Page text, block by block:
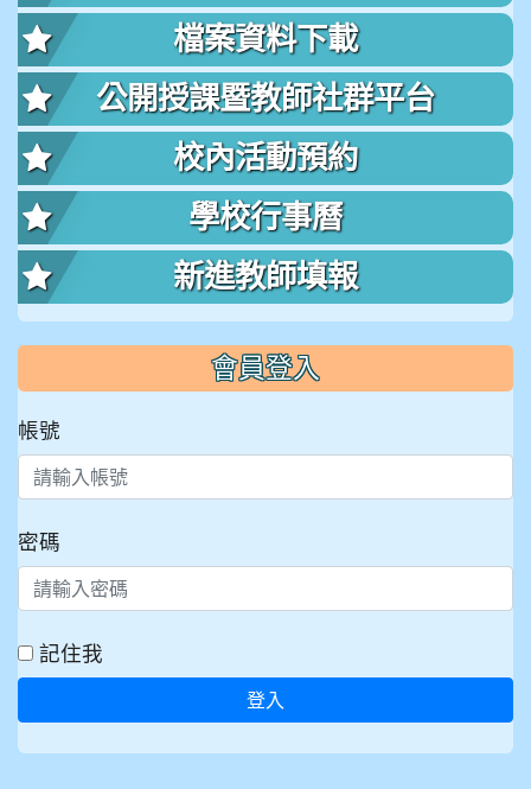
檔案資料下載
公開授課暨教師社群平台
校內活動預約
學校行事曆
新進教師填報
會員登入
帳號
密碼
記住我
登入